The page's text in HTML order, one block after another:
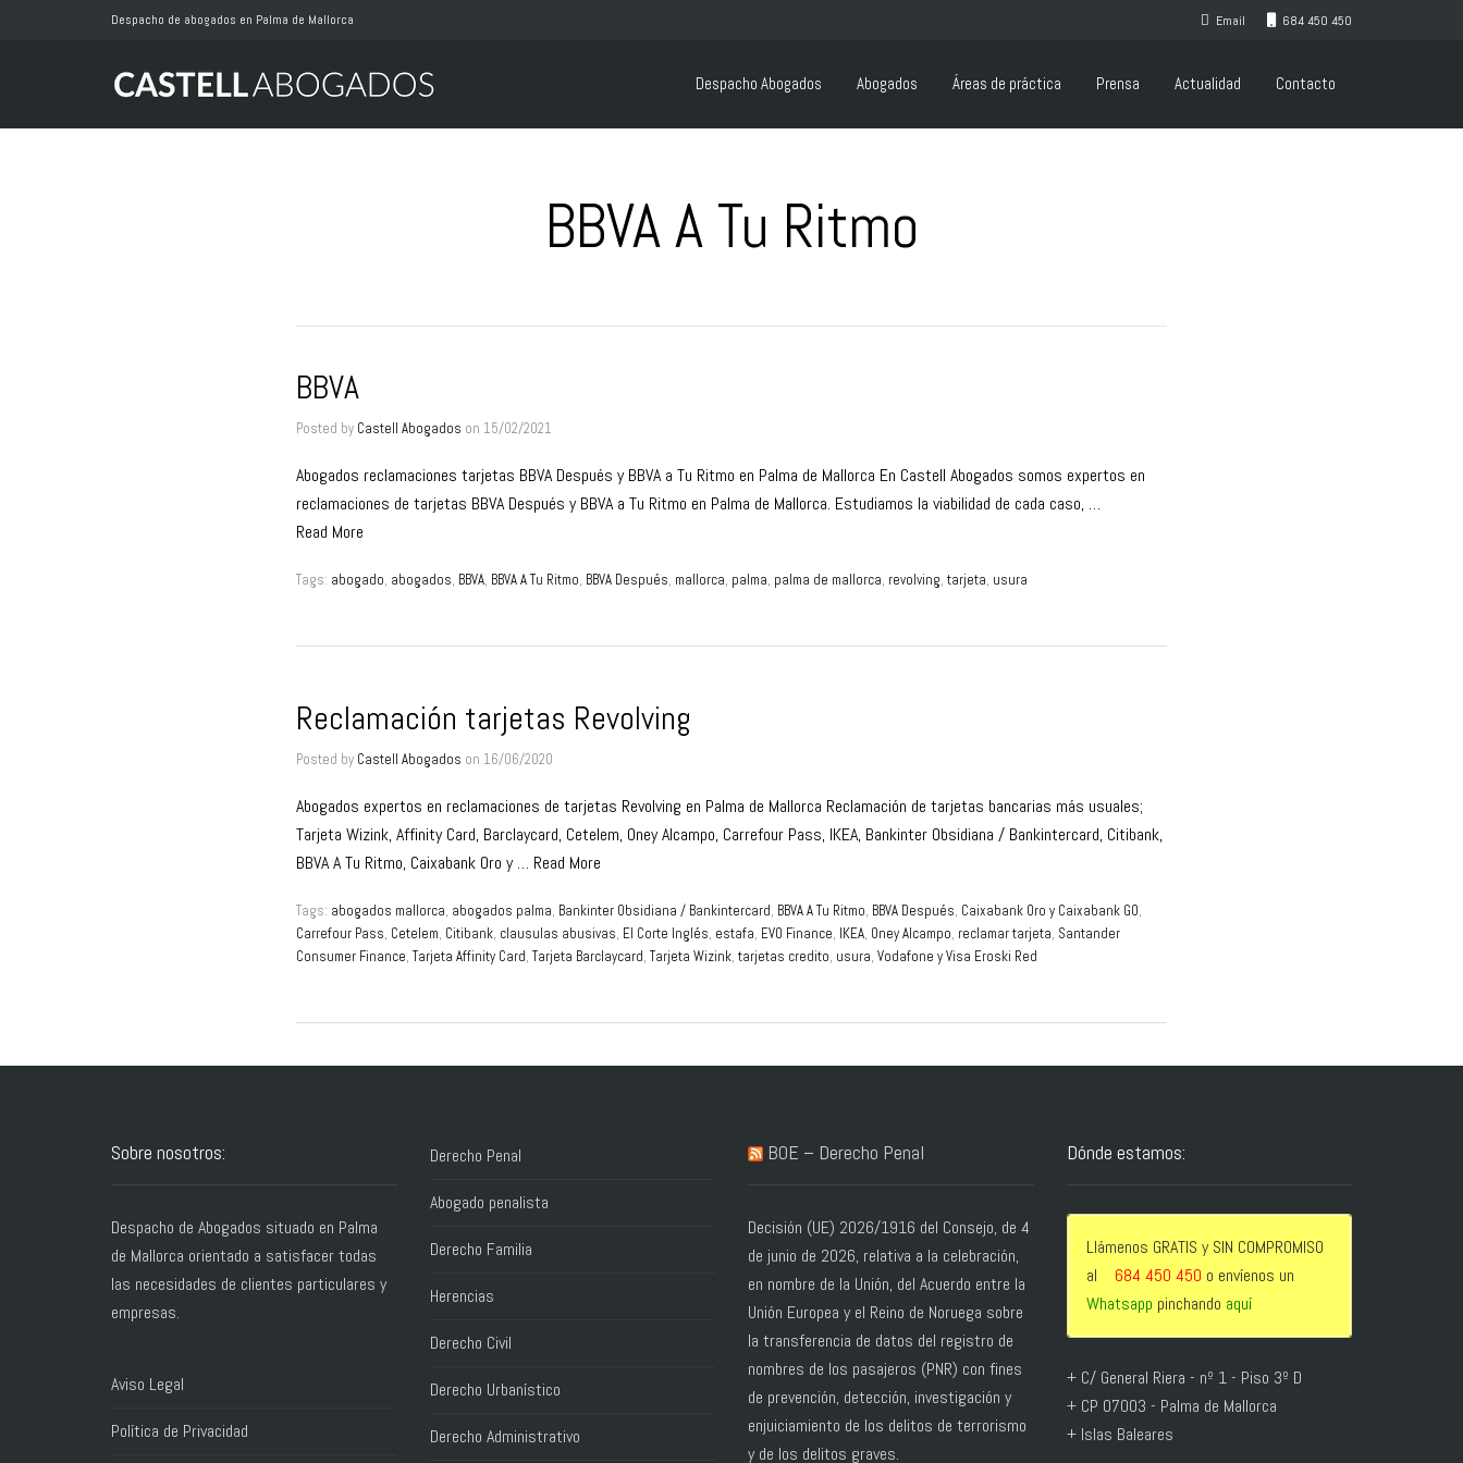
Despacho de abogados en Palma de Mallorca Email 684 450 450
Despacho Abogados Abogados Áreas de práctica Prensa Actualidad Contacto
BBVA A Tu Ritmo
BBVA
Posted by Castell Abogados on 15/02/2021
Abogados reclamaciones tarjetas BBVA Después y BBVA a Tu Ritmo en Palma de Mallorca En Castell Abogados somos expertos en
reclamaciones de tarjetas BBVA Después y BBVA a Tu Ritmo en Palma de Mallorca. Estudiamos la viabilidad de cada caso, …
Read More
Tags: abogado, abogados, BBVA, BBVA A Tu Ritmo, BBVA Después, mallorca, palma, palma de mallorca, revolving, tarjeta, usura
Reclamación tarjetas Revolving
Posted by Castell Abogados on 16/06/2020
Abogados expertos en reclamaciones de tarjetas Revolving en Palma de Mallorca Reclamación de tarjetas bancarias más usuales;
Tarjeta Wizink, Affinity Card, Barclaycard, Cetelem, Oney Alcampo, Carrefour Pass, IKEA, Bankinter Obsidiana / Bankintercard, Citibank,
BBVA A Tu Ritmo, Caixabank Oro y … Read More
Tags: abogados mallorca, abogados palma, Bankinter Obsidiana / Bankintercard, BBVA A Tu Ritmo, BBVA Después, Caixabank Oro y Caixabank GO,
Carrefour Pass, Cetelem, Citibank, clausulas abusivas, El Corte Inglés, estafa, EVO Finance, IKEA, Oney Alcampo, reclamar tarjeta, Santander
Consumer Finance, Tarjeta Affinity Card, Tarjeta Barclaycard, Tarjeta Wizink, tarjetas credito, usura, Vodafone y Visa Eroski Red
Sobre nosotros:
Despacho de Abogados situado en Palma
de Mallorca orientado a satisfacer todas
las necesidades de clientes particulares y
empresas.
Aviso Legal
Política de Privacidad
Derecho Penal
Abogado penalista
Derecho Familia
Herencias
Derecho Civil
Derecho Urbanístico
Derecho Administrativo
BOE – Derecho Penal
Decisión (UE) 2026/1916 del Consejo, de 4
de junio de 2026, relativa a la celebración,
en nombre de la Unión, del Acuerdo entre la
Unión Europea y el Reino de Noruega sobre
la transferencia de datos del registro de
nombres de los pasajeros (PNR) con fines
de prevención, detección, investigación y
enjuiciamiento de los delitos de terrorismo
y de los delitos graves.
Dónde estamos:
Llámenos GRATIS y SIN COMPROMISO
al 684 450 450 o envíenos un
Whatsapp pinchando aquí
+ C/ General Riera - nº 1 - Piso 3º D
+ CP 07003 - Palma de Mallorca
+ Islas Baleares